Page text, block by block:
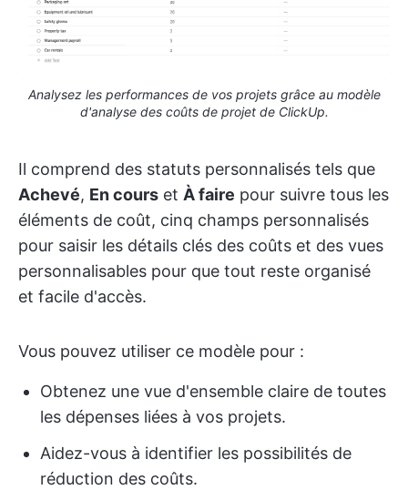
Analysez les performances de vos projets grâce au modèle
d'analyse des coûts de projet de ClickUp.
Il comprend des statuts personnalisés tels que
Achevé, En cours et À faire pour suivre tous les
éléments de coût, cinq champs personnalisés
pour saisir les détails clés des coûts et des vues
personnalisables pour que tout reste organisé
et facile d'accès.
Vous pouvez utiliser ce modèle pour :
Obtenez une vue d'ensemble claire de toutes
les dépenses liées à vos projets.
Aidez-vous à identifier les possibilités de
réduction des coûts.